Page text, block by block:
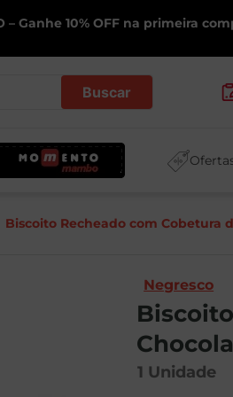
– Ganhe 10% OFF na primeira
Biscoito Recheado com Cobetura
Negresco
1 Unidade